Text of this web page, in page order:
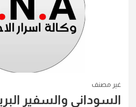
غير مصنف
السوداني والسفير